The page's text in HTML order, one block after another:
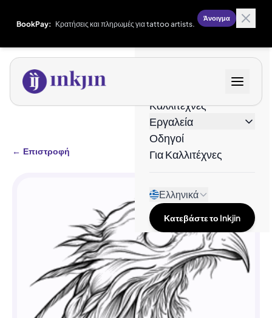
BookPay: Κρατήσεις και πληρωμές για tattoo artists.
Άνοιγμα
Καλλιτέχνες
Εργαλεία
Οδηγοί
Για Καλλιτέχνες
Ελληνικά
Κατεβάστε το Inkjin
← Επιστροφή